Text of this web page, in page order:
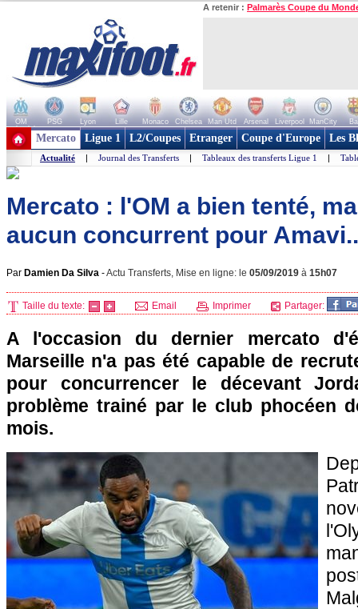
A retenir : Palmarès Coupe du
OM PSG Lyon Lille Monaco Chelsea Man Utd Arsenal Liverpool ManCity
+ de clubs
Mercato Ligue 1 L2/Coupes Etranger Coupe d'Europe Les
Actualité | Journal des Transferts | Tableaux des transferts Ligue 1 |
Mercato : l'OM a bien tenté,
aucun concurrent pour
Par Damien Da Silva -Actu Transferts, Mise en ligne: le 05/09/2019 à 15h07
Taille du texte: Email Imprimer Partager:
A l'occasion du dernier mercato
Marseille n'a pas été capable de
pour concurrencer le décevant
problème trainé par le club phocéen
mois.